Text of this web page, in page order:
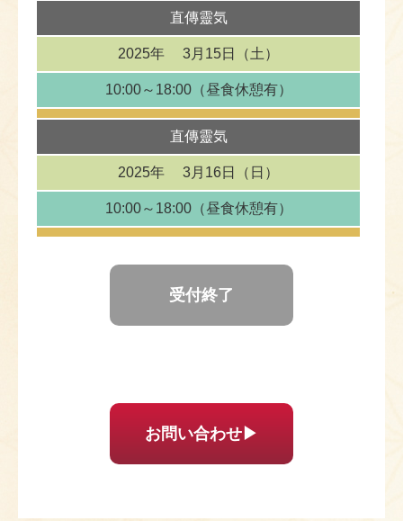
直傳靈気
2025年 3月15日（土）
10:00～18:00（昼食休憩有）
直傳靈気
2025年 3月16日（日）
10:00～18:00（昼食休憩有）
受付終了
お問い合わせ▶︎